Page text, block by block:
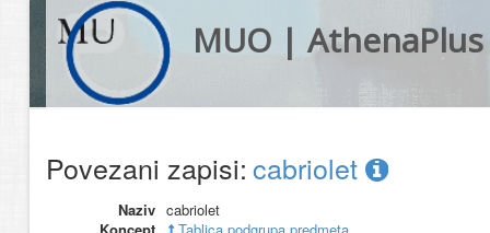
MUO | AthenaPlus
Povezani zapisi:cabriolet
Naziv cabriolet